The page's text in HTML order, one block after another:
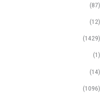
(87)
(12)
(1429)
(1)
(14)
(1096)